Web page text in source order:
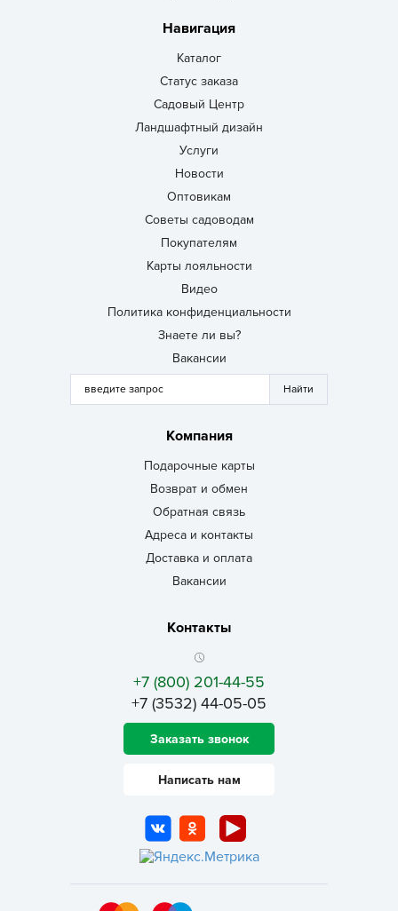
Навигация
Каталог
Статус заказа
Садовый Центр
Ландшафтный дизайн
Услуги
Новости
Оптовикам
Советы садоводам
Покупателям
Карты лояльности
Видео
Политика конфиденциальности
Знаете ли вы?
Вакансии
Компания
Подарочные карты
Возврат и обмен
Обратная связь
Адреса и контакты
Доставка и оплата
Вакансии
Контакты
+7 (800) 201-44-55
+7 (3532) 44-05-05
Заказать звонок
Написать нам